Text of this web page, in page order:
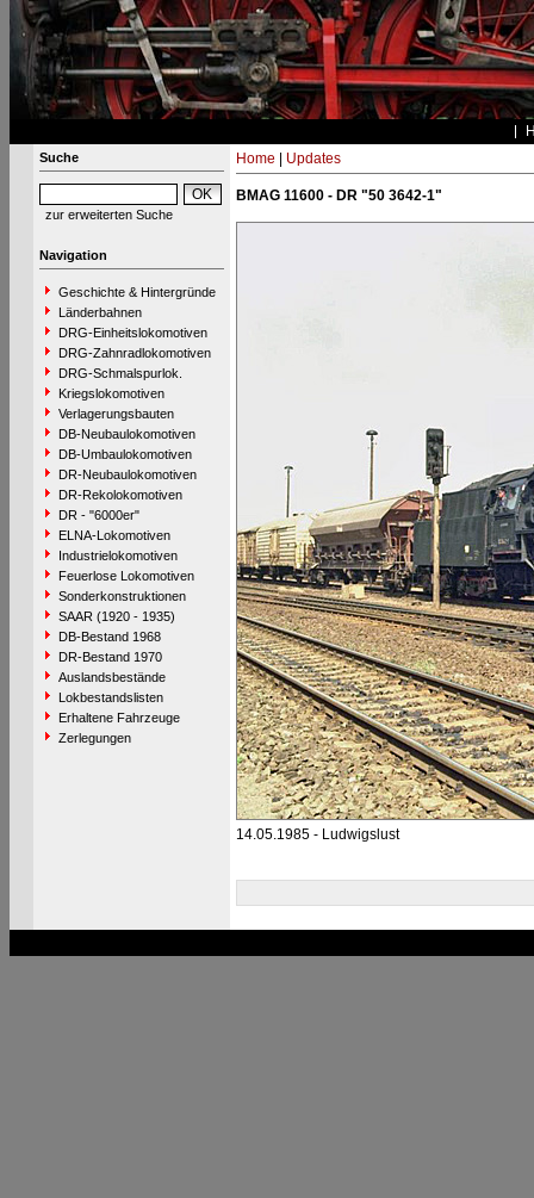
Suche
zur erweiterten Suche
Navigation
Geschichte & Hintergründe
Länderbahnen
DRG-Einheitslokomotiven
DRG-Zahnradlokomotiven
DRG-Schmalspurlok.
Kriegslokomotiven
Verlagerungsbauten
DB-Neubaulokomotiven
DB-Umbaulokomotiven
DR-Neubaulokomotiven
DR-Rekolokomotiven
DR - "6000er"
ELNA-Lokomotiven
Industrielokomotiven
Feuerlose Lokomotiven
Sonderkonstruktionen
SAAR (1920 - 1935)
DB-Bestand 1968
DR-Bestand 1970
Auslandsbestände
Lokbestandslisten
Erhaltene Fahrzeuge
Zerlegungen
Home Updates
BMAG 11600 - DR "50 3642-1"
14.05.1985 - Ludwigslust